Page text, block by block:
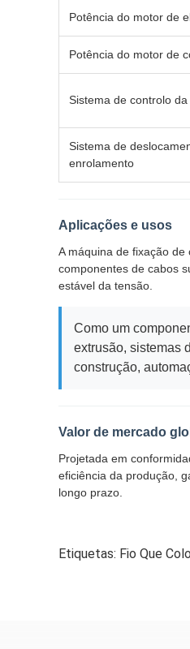
Potência do motor de
Potência do motor de
Sistema de controlo
Sistema de
enrolamento
Aplicações e usos
A máquina de fixação
componentes de cabos
estável da tensão.
Como um
extrusão, sistemas
construção,
Valor de mercado
Projetada em
eficiência da produção,
longo prazo.
Etiquetas: Fio Que